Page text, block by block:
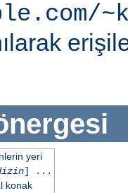
yeri
] ...
konak